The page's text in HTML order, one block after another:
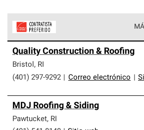
parte de una red exclusiva de
que cumplen con altos estándares y
de profesionalismo y confiabilidad.
Quality Construction & Roofing
Bristol, RI
(401) 297-9292
Correo electrónico
MDJ Roofing & Siding
Pawtucket, RI